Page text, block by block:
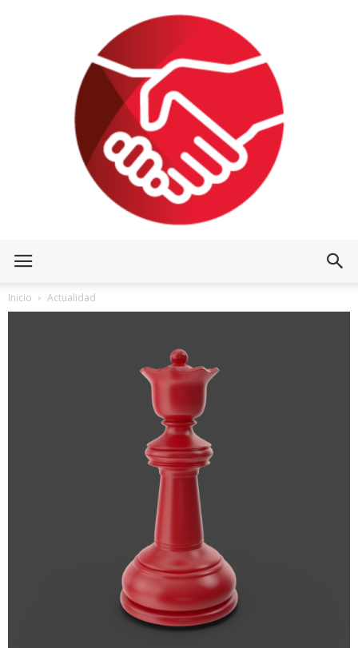
Inicio Actualidad